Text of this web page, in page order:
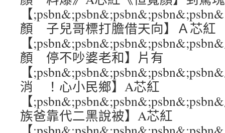
【
顏 子兒哥標打膽借天向】Ａ芯紅
【
顏 停不吵婆老和】片有
【
消 ！心小民鄉】A芯紅
【
族爸靠代二黑說被】A芯紅